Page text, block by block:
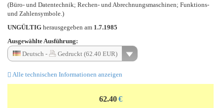
(Büro- und Datentechnik; Rechen- und Abrechnungsmaschinen; Funktions-
und Zahlensymbole.)
UNGÜLTIG herausgegeben am 1.7.1985
Ausgewählte Ausführung:
Deutsch -
Gedruckt (62.40 EUR)
Alle technischen Informationen anzeigen
62.40 €